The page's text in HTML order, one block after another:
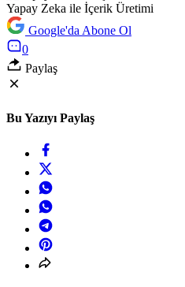
Yapay Zeka ile İçerik Üretimi
Google'da Abone Ol
0
Paylaş
Bu Yazıyı Paylaş